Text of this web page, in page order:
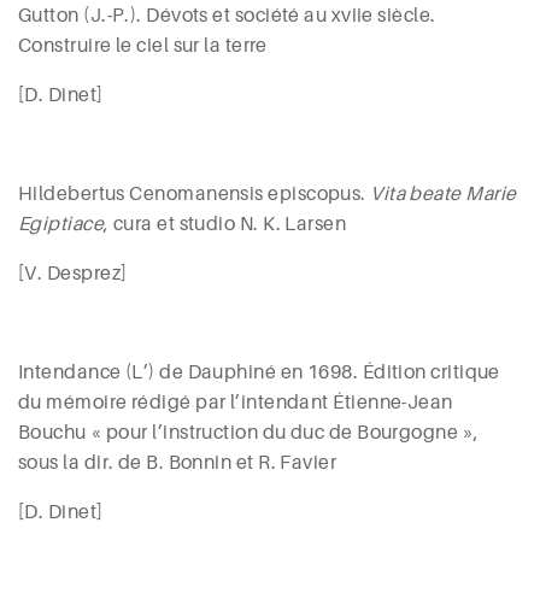
Gutton (J.-P.). Dévots et société au xviie siècle.
Construire le ciel sur la terre
[D. Dinet]
Hildebertus Cenomanensis episcopus. Vita beate Marie
Egiptiace, cura et studio N. K. Larsen
[V. Desprez]
Intendance (L’) de Dauphiné en 1698. Édition critique
du mémoire rédigé par l’intendant Étienne-Jean
Bouchu « pour l’instruction du duc de Bourgogne »,
sous la dir. de B. Bonnin et R. Favier
[D. Dinet